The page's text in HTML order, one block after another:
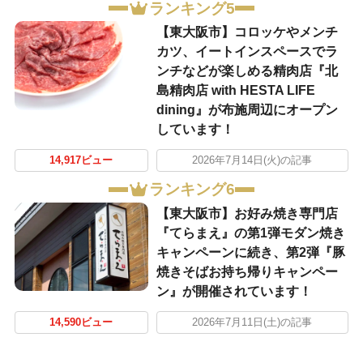
ランキング5
【東大阪市】コロッケやメンチ
カツ、イートインスペースでラ
ンチなどが楽しめる精肉店『北
島精肉店 with HESTA LIFE
dining』が布施周辺にオープン
しています！
14,917ビュー 2026年7月14日(火)の記事
ランキング6
【東大阪市】お好み焼き専門店
『てらまえ』の第1弾モダン焼き
キャンペーンに続き、第2弾『豚
焼きそばお持ち帰りキャンペー
ン』が開催されています！
14,590ビュー 2026年7月11日(土)の記事